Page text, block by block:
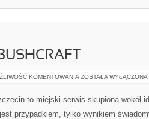
KOMENTOWANIA ŚWIDWIN
I
BUSHCRAFT
ZOSTAŁA WYŁĄCZONA
to miejski serwis skupiona wokół
przypadkiem, tylko wynikiem